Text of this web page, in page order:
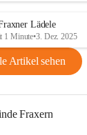
Lädele
1 Minute•3. Dez. 2025
Artikel sehen
Fraxern